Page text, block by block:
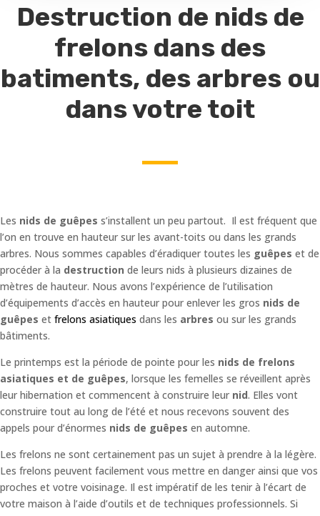
Destruction de nids de
frelons dans des
batiments, des arbres ou
dans votre toit
Les nids de guêpes s’installent un peu partout. Il est fréquent que
l’on en trouve en hauteur sur les avant-toits ou dans les grands
arbres. Nous sommes capables d’éradiquer toutes les guêpes et de
procéder à la destruction de leurs nids à plusieurs dizaines de
mètres de hauteur. Nous avons l’expérience de l’utilisation
d’équipements d’accès en hauteur pour enlever les gros nids de
guêpes et frelons asiatiques dans les arbres ou sur les grands
bâtiments.
Le printemps est la période de pointe pour les nids de frelons
asiatiques et de guêpes, lorsque les femelles se réveillent après
leur hibernation et commencent à construire leur nid. Elles vont
construire tout au long de l’été et nous recevons souvent des
appels pour d’énormes nids de guêpes en automne.
Les frelons ne sont certainement pas un sujet à prendre à la légère.
Les frelons peuvent facilement vous mettre en danger ainsi que vos
proches et votre voisinage. Il est impératif de les tenir à l’écart de
votre maison à l’aide d’outils et de techniques professionnels. Si